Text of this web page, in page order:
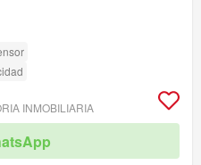
INMOBILIARIA